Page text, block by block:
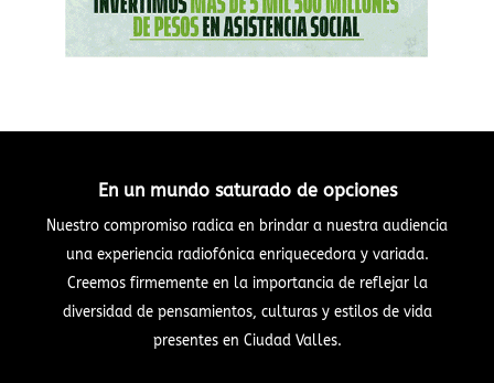
En un mundo saturado de opciones
Nuestro compromiso radica en brindar a nuestra audiencia
una experiencia radiofónica enriquecedora y variada.
Creemos firmemente en la importancia de reflejar la
diversidad de pensamientos, culturas y estilos de vida
presentes en Ciudad Valles.